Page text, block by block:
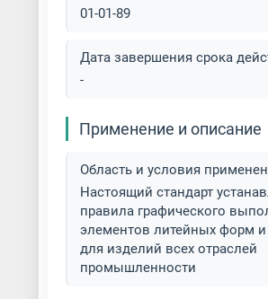
Художественное литье
Центробежное литье
Центробежное
литье (ЦЭШЛ)
01-01-89
Дата завершения срока
-
Применение и описание
Область и условия
Настоящий стандарт
правила графического
элементов литейных форм и
для изделий всех отраслей
промышленности